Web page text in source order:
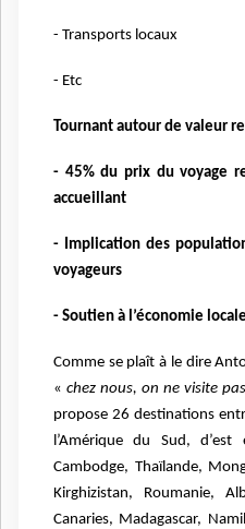
- Transports locaux
- Etc
Tournant autour de valeur
- 45% du prix du voyage
accueillant
- Implication des
voyageurs
- Soutien à l’économie locale
Comme se plaît à le dire
« chez nous, on ne visite
propose 26 destinations
l’Amérique du Sud,
Cambodge, Thaïlande,
Kirghizistan, Roumanie,
Canaries, Madagascar,